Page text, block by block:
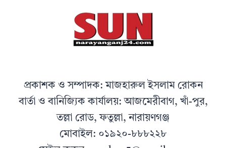
প্রকাশক ও সম্পাদক: মাজহারুল ইসলাম রোকন
বার্তা ও বানিজ্যিক কার্যালয়: আজমেরীবাগ, খাঁ-পুর,
তল্লা রোড, ফতুল্লা, নারায়ণগঞ্জ
মোবাইল: ০১৯২০-৮৮৮২২৮